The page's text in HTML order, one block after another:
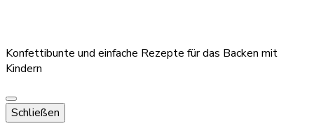
Konfettibunte und einfache Rezepte für das Backen mit
Kindern
Schließen